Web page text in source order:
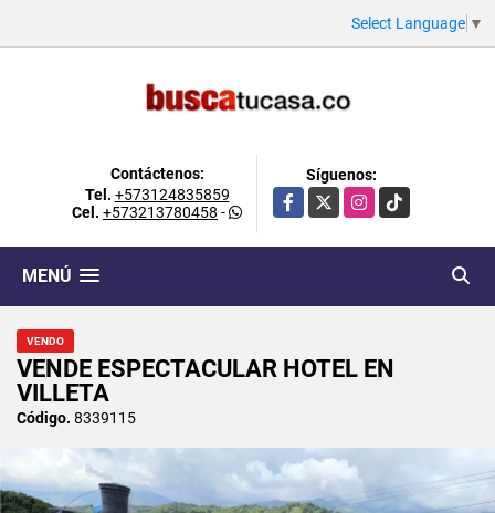
Select Language ▼
Contáctenos:
Tel. +573124835859
Cel. +573213780458 -
Síguenos:
Facebook
X Instagram
TikTok
MENÚ
VENDO
VENDE ESPECTACULAR HOTEL EN
VILLETA
Código. 8339115